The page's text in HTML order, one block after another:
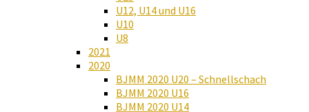
U12, U14 und U16
U10
U8
2021
2020
BJMM 2020 U20 – Schnellschach
BJMM 2020 U16
BJMM 2020 U14